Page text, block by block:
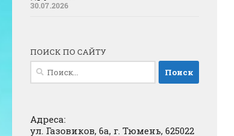
30.07.2026
ПОИСК ПО САЙТУ
Найти:
Адреса:
ул. Газовиков, 6а, г. Тюмень, 625022